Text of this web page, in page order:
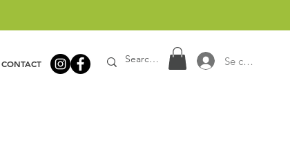
CONTACT Se connecter